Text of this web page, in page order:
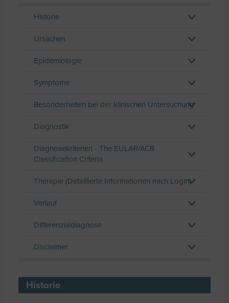
Historie
Ursachen
Epidemiologie
Symptome
Besonderheiten bei der klinischen Untersuchung
Diagnostik
Diagnosekriterien - The EULAR/ACR
Classification Criteria
Therapie (Detaillierte Informationen nach Login)
Verlauf
Differenzialdiagnose
Disclaimer
Historie